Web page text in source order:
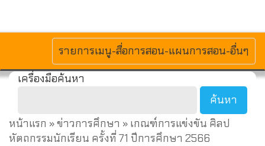
MENU
รายการเมนู-สื่อการสอน-แผนการสอน-อื่นๆ
เครื่องมือค้นหา
หน้าแรก »ข่าวการศึกษา » เกณฑ์การแข่งขัน ศิลป
หัตถกรรมนักเรียน ครั้งที่ 71 ปีการศึกษา 2566